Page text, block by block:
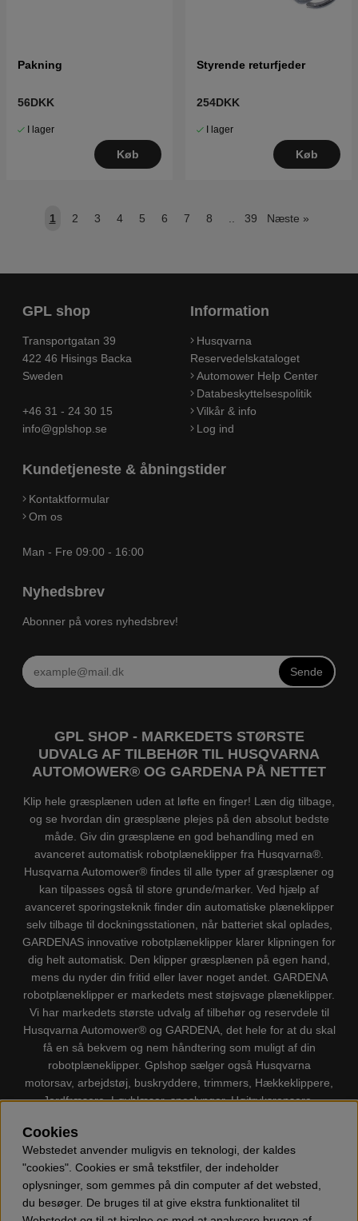
Pakning
56DKK
I lager
Køb
Styrende returfjeder
254DKK
I lager
Køb
1 2 3 4 5 6 7 8 39 Næste »
GPL shop
Transportgatan 39
422 46 Hisings Backa
Sweden
+46 31 - 24 30 15
info@gplshop.se
Information
Husqvarna
Reservedelskataloget
Automower Help Center
Databeskyttelsespolitik
Vilkår & info
Log ind
Kundetjeneste & åbningstider
Kontaktformular
Om os
Man - Fre 09:00 - 16:00
Nyhedsbrev
Abonner på vores nyhedsbrev!
Sende
GPL SHOP - MARKEDETS STØRSTE
UDVALG AF TILBEHØR TIL HUSQVARNA
AUTOMOWER® OG GARDENA PÅ NETTET
Klip hele græsplænen uden at løfte en finger! Læn dig tilbage,
og se hvordan din græsplæne plejes på den absolut bedste
måde. Giv din græsplæne en god behandling med en
avanceret automatisk robotplæneklipper fra Husqvarna®.
Husqvarna Automower® findes til alle typer af græsplæner og
kan tilpasses også til store grunde/marker. Ved hjælp af
avanceret sporingsteknik finder din automatiske plæneklipper
selv tilbage til dockningsstationen, når batteriet skal oplades,
GARDENAS innovative robotplæneklipper klarer klipningen for
dig helt automatisk. Den klipper græsplænen på egen hand,
mens du nyder din fritid eller laver noget andet. GARDENA
robotplæneklipper er markedets mest støjsvage plæneklipper.
Vi har markedets største udvalg af tilbehør og reservdele til
Husqvarna Automower® og GARDENA, det hele for at du skal
få en så bekvem og nem håndtering som muligt af din
robotplæneklipper. Gplshop sælger også Husqvarna
motorsav, arbejdstøj, buskryddere, trimmers, Hækkeklippere,
Jordfræsere, Løvblæser, sneslynger, Højtryksrensere,
Cookies
Webstedet anvender muligvis en teknologi, der kaldes
"cookies". Cookies er små tekstfiler, der indeholder
oplysninger, som gemmes på din computer af det websted,
du besøger. De bruges til at give ekstra funktionalitet til